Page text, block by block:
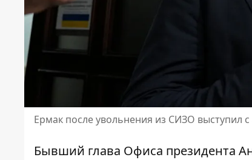
Ермак после увольнения из СИЗО выступил
Бывший глава Офиса президента